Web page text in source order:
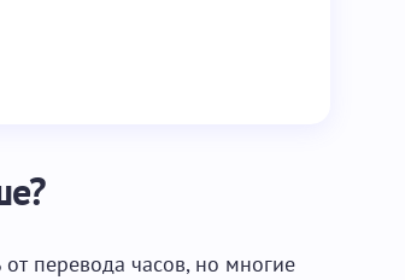
перевода часов, но многие